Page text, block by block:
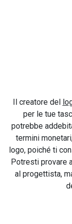
Il creatore del
per le tue
potrebbe
termini
logo, poiché ti
Potresti provare
al progettista,